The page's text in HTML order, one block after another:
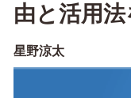
由と活用
星野涼太